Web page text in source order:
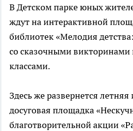
В Детском парке юных
ждут на интерактивной
библиотек «Мелодия
со сказочными викторинами
классами.
Здесь же развернется
досуговая площадка
благотворительной акции